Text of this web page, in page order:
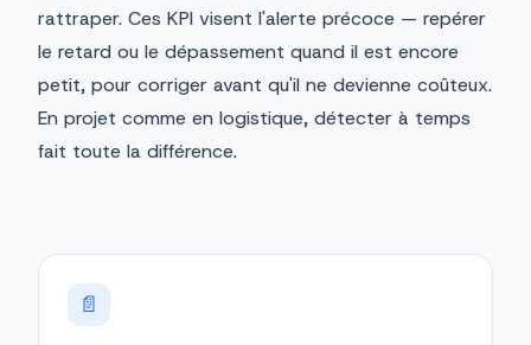
rattraper. Ces KPI visent l'alerte précoce — repérer
le retard ou le dépassement quand il est encore
petit, pour corriger avant qu'il ne devienne coûteux.
En projet comme en logistique, détecter à temps
fait toute la différence.
📄